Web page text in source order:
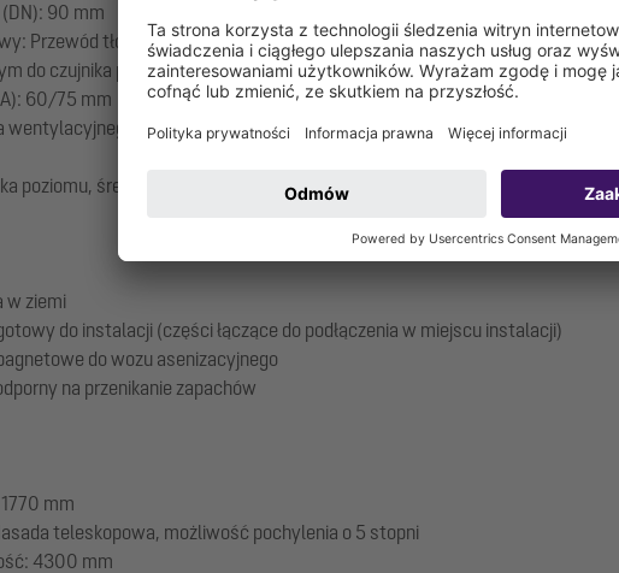
90 mm
Przewód tłoczny z PE-HD lub PVC SDR 11 / PN 16
do czujnika poziomu (opcjonalnie): 1 1/2"
60/75 mm
wentylacyjnego (DN/DA): 100/110 mm (wymagana wentylacja dachowa)
poziomu, średnica nominalna (DA): 50 mm
w ziemi
do instalacji (części łączące do podłączenia w miejscu instalacji)
do wozu asenizacyjnego
na przenikanie zapachów
mm
teleskopowa, możliwość pochylenia o 5 stopni
4300 mm